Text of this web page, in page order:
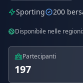
Sporting 200
Disponibile nelle regioni:
Partecipanti
197